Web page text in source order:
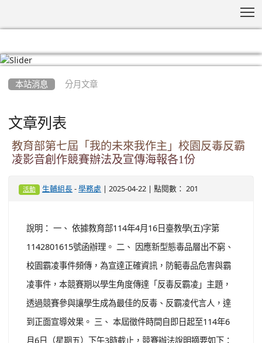
本站消息 分月文章
文章列表
教育部第七屆「我的未來我作主」校園反毒反霸
凌影音創作競賽辦法及宣傳海報各1份
活動 生輔組長 -學務處 | 2025-04-22 | 點閱數： 201
說明： 一、 依據教育部114年4月16日臺教學(五)字第
1142801615號函辦理。 二、 因應新型態毒品層出不窮、
校園霸凌事件頻傳，為宣達正確資訊，防範毒品危害與霸
凌事件，本競賽期以學生角度傳達「反毒反霸凌」主題，
透過競賽參與讓學生成為最佳的反毒、反霸凌代言人，達
到正面宣導效果。 三、 本屆徵件時間自即日起至114年6
月6日（星期五）下午3時截止，競賽辦法說明摘要如下：